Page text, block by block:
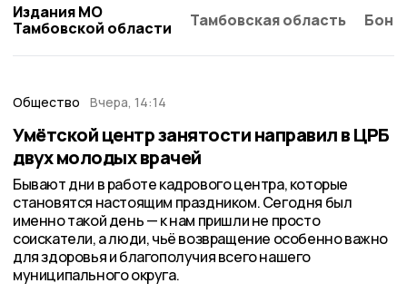
Издания МО
Тамбовской области
Тамбовская область
Общество Вчера, 14:14
Умётской центр занятости направил в ЦРБ
двух молодых врачей
Бывают дни в работе кадрового центра, которые
становятся настоящим праздником. Сегодня был
именно такой день — к нам пришли не просто
соискатели, а люди, чьё возвращение особенно важно
для здоровья и благополучия всего нашего
муниципального округа.